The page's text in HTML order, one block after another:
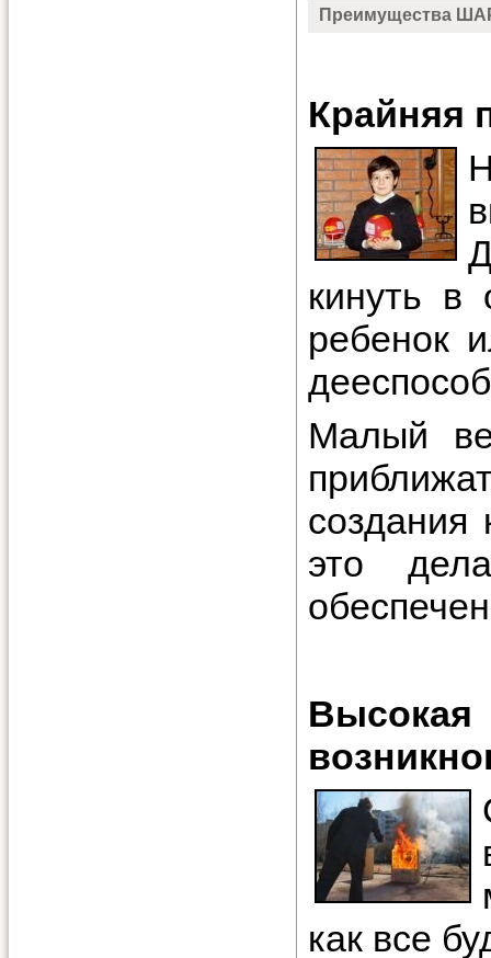
Преимущества
Крайняя
кинуть в
ребенок
Малый
создания
это
как все